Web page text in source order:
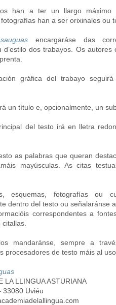
han a ter un llargo máximo
han a ser orixinales ou
encargaráse das
d’estilo dos trabayos. Os
gráfica del trabayo
un título e, opcionalmente, un
del testo irá en lletra
as palabras que queran
mayúsculas. As citas
esquemas, fotografías ou
dentro del testo ou señalaránse
correspondentes a
mandaránse, sempre a
procesadores de testo máis al
LA LLINGUA ASTURIANA
33080 Uviéu